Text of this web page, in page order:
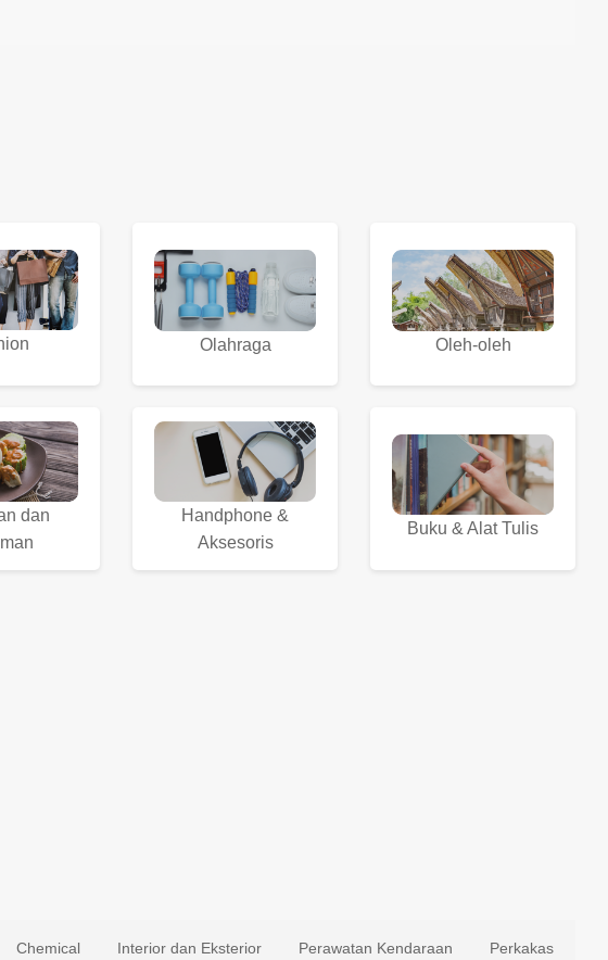
Olahraga Oleh-oleh
dan
Handphone &
Aksesoris
Buku & Alat Tulis
Chemical Interior dan Eksterior Perawatan Kendaraan Perkakas